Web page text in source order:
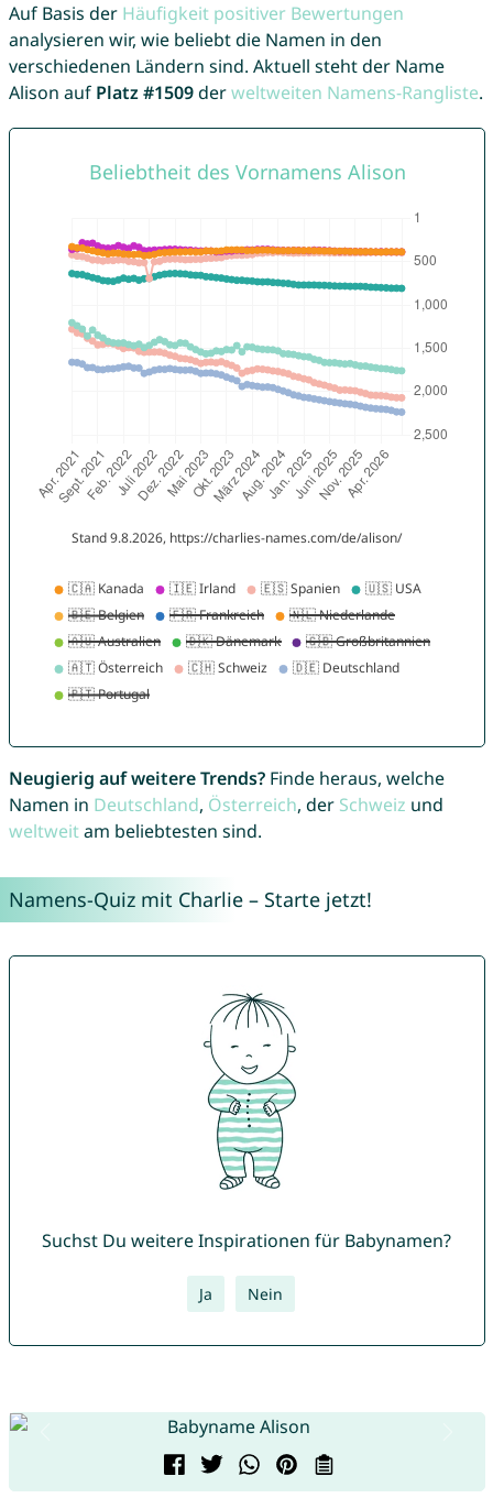
Auf Basis der Häufigkeit positiver Bewertungen
analysieren wir, wie beliebt die Namen in den
verschiedenen Ländern sind. Aktuell steht der Name
Alison auf Platz #1509derweltweiten Namens-Rangliste.
Neugierig auf weitere Trends?Finde heraus, welche
Namen in Deutschland, Österreich, der Schweiz und
weltweitam beliebtesten sind.
Namens-Quiz mit Charlie – Starte jetzt!
Suchst Du weitere Inspirationen für Babynamen?
Ja Nein